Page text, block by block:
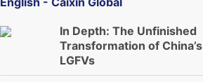
In Depth: The Unfinished
Transformation of China’s
LGFVs